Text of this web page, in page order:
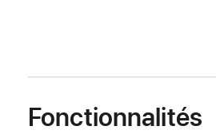
Fonctionnalités